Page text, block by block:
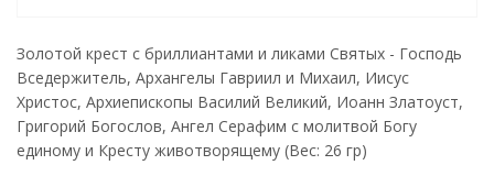
Золотой крест с бриллиантами и ликами Святых - Господь
Вседержитель, Архангелы Гавриил и Михаил, Иисус
Христос, Архиепископы Василий Великий, Иоанн Златоуст,
Григорий Богослов, Ангел Серафим с молитвой Богу
единому и Кресту животворящему (Вес: 26 гр)